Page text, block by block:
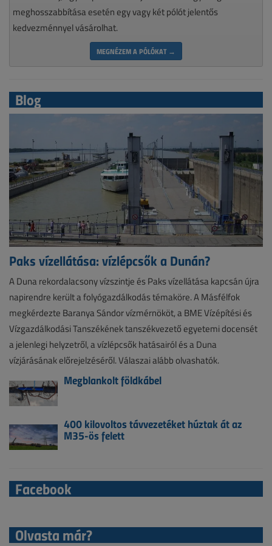
meghosszabbítása esetén egy vagy két pólót jelentős
kedvezménnyel vásárolhat.
MEGNÉZEM A PÓLÓKAT →
Blog
Paks vízellátása: vízlépcsők a Dunán?
A Duna rekordalacsony vízszintje és Paks vízellátása kapcsán újra
napirendre került a folyógazdálkodás témaköre. A Másfélfok
megkérdezte Baranya Sándor vízmérnököt, a BME Vízépítési és
Vízgazdálkodási Tanszékének tanszékvezető egyetemi docensét
a jelenlegi helyzetről, a vízlépcsők hatásairól és a Duna
vízjárásának előrejelzéséről. Válaszai alább olvashatók.
Megblankolt földkábel
400 kilovoltos távvezetéket húztak át az
M35-ös felett
Facebook
Olvasta már?